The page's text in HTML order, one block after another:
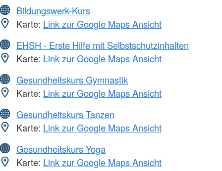
Bildungswerk-Kurs
Karte: Link zur Google Maps Ansicht
EHSH - Erste Hilfe mit Selbstschutzinhalten
Karte: Link zur Google Maps Ansicht
Gesundheitskurs Gymnastik
Karte: Link zur Google Maps Ansicht
Gesundheitskurs Tanzen
Karte: Link zur Google Maps Ansicht
Gesundheitskurs Yoga
Karte: Link zur Google Maps Ansicht